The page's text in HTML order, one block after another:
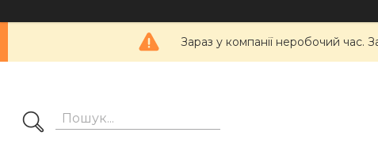
Зараз у компанії неробочий час.